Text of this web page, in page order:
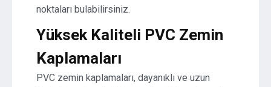
noktaları bulabilirsiniz.
Yüksek Kaliteli PVC Zemin
Kaplamaları
PVC zemin kaplamaları, dayanıklı ve uzun